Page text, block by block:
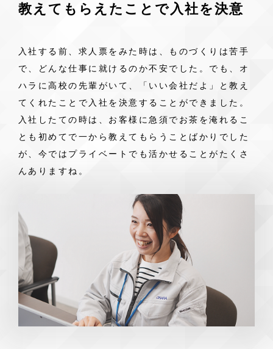
教えてもらえたことで入社を決意
入社する前、求人票をみた時は、ものづくりは苦手
で、どんな仕事に就けるのか不安でした。でも、オ
ハラに高校の先輩がいて、「いい会社だよ」と教え
てくれたことで入社を決意することができました。
入社したての時は、お客様に急須でお茶を淹れるこ
とも初めてで一から教えてもらうことばかりでした
が、今ではプライベートでも活かせることがたくさ
んありますね。